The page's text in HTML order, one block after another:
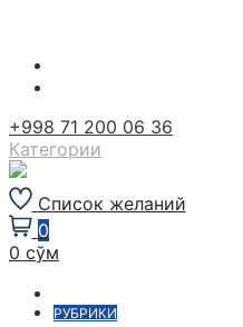
Перейти
+998 71 200 06 36
Категории
Список желаний
0
0 сўм
РУБРИКИ